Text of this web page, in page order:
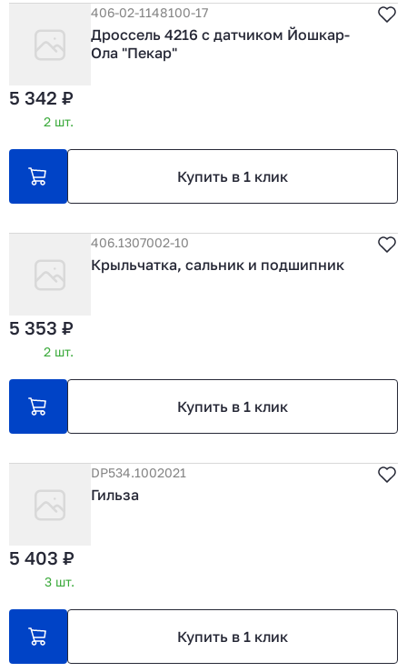
406-02-1148100-17
Дроссель 4216 с датчиком Йошкар-
Ола "Пекар"
5 342 ₽
2 шт.
Купить в 1 клик
406.1307002-10
Крыльчатка, сальник и подшипник
5 353 ₽
2 шт.
Купить в 1 клик
DP534.1002021
Гильза
5 403 ₽
3 шт.
Купить в 1 клик